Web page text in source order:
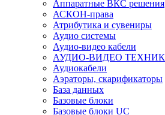
Аппаратные ВКС решения
АСКОН-права
Атрибутика и сувениры
Аудио системы
Аудио-видео кабели
АУДИО-ВИДЕО
Аудиокабели
Аэраторы, скарификаторы
База данных
Базовые блоки
Базовые блоки UC